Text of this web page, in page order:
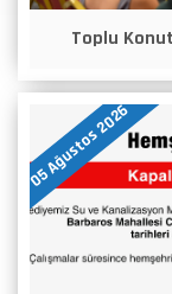
Toplu
05 Ağustos 2026